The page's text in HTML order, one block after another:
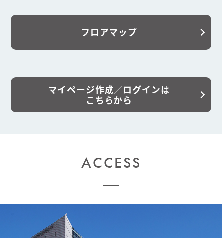
フロアマップ
マイページ作成／ログインは
こちらから​
ACCESS